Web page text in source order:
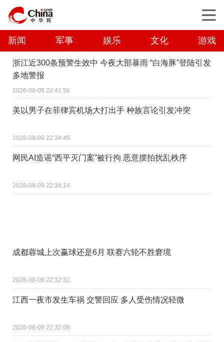
新闻 军事 娱乐 文化 游戏
浙江近300条预警生效中 今夜大部暴雨 “白海豚”登陆引发
多地警报
2026-08-09 22:41:56
美以男子在菲律宾机场大打出手 种族言论引发冲突
2026-08-09 22:34:45
网民AI造谣“西平灭门案”被行拘 恶意摆拍扰乱秩序
2026-08-09 22:34:14
成都蓉城上次赢球还是6月 联赛六轮不胜窘境
2026-08-09 22:32:32
江西一夜市发生车祸 交警回应 多人受伤情况轻微
2026-08-09 22:32:08